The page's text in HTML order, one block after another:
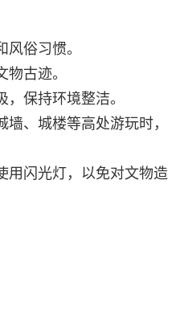
俗习惯。
古迹。
保持环境整洁。
、城楼等高处游玩时，
用闪光灯，以免对文物造